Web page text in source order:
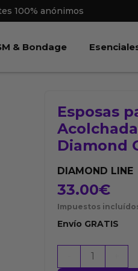
100% anónimos
& Bondage Abrir BDSM
Esposas
Diamond
DIAMOND LINE
33.00€
Impuestos
Envío GRATIS
Esposas
para